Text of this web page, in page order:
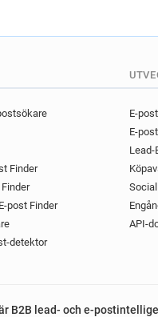
Finder
post Finder
detektor
E-
E-
Lead-
API-
B2B lead- och e-